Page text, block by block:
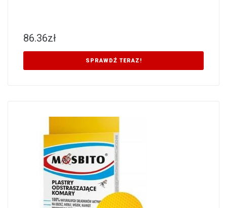
86.36zł
SPRAWDŹ TERAZ!